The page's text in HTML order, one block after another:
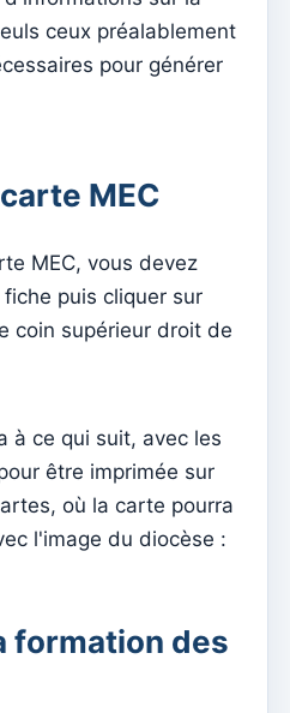
à la messe
votre application et votre
simple
Web n'est pas mis à jour
push sur le contenu et les
un site web hébergé sur
ceux préalablement
pour générer
MEC
MEC, vous devez
puis cliquer sur
coin supérieur droit de
à ce qui suit, avec les
être imprimée sur
où la carte pourra
l'image du diocèse :
formation des